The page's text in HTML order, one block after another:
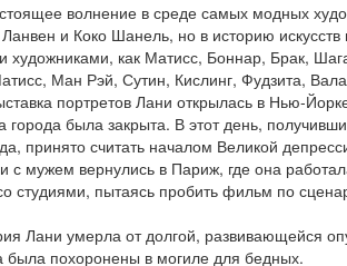
волнение в среде самых модных
и Коко Шанель, но в историю
художниками, как Матисс, Боннар, Брак,
Ман Рэй, Сутин, Кислинг, Фудзита,
портретов Лани открылась в Нью-
была закрыта. В этот день,
принято считать началом Великой
с мужем вернулись в Париж, где она
студиями, пытаясь пробить фильм по
Лани умерла от долгой, развивающейся
похоронены в могиле для бедных.